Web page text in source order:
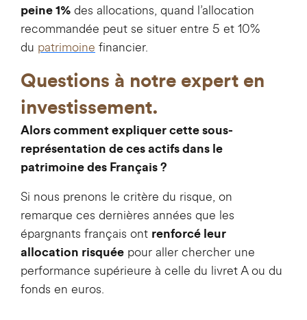
peine 1% des allocations, quand l’allocation
recommandée peut se situer entre 5 et 10%
du patrimoine financier.
Questions à notre expert en
investissement.
Alors comment expliquer cette sous-
représentation de ces actifs dans le
patrimoine des Français ?
Si nous prenons le critère du risque, on
remarque ces dernières années que les
épargnants français ont renforcé leur
allocation risquée pour aller chercher une
performance supérieure à celle du livret A ou du
fonds en euros.